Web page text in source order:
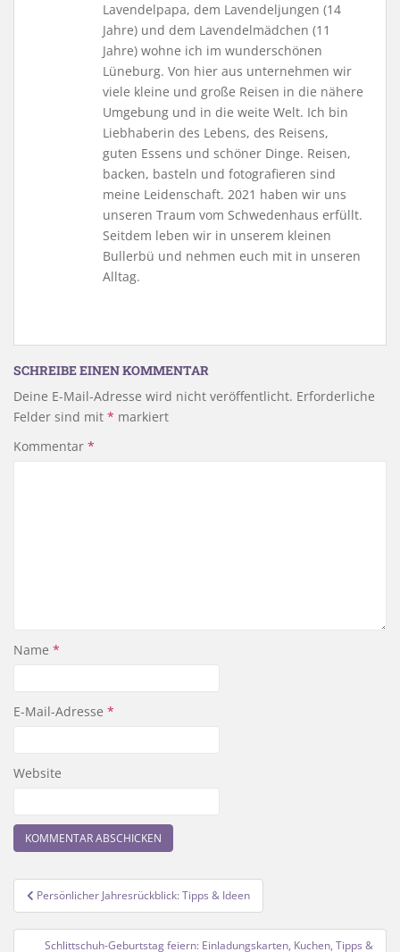
Lavendelpapa, dem Lavendeljungen (14
Jahre) und dem Lavendelmädchen (11
Jahre) wohne ich im wunderschönen
Lüneburg. Von hier aus unternehmen wir
viele kleine und große Reisen in die nähere
Umgebung und in die weite Welt. Ich bin
Liebhaberin des Lebens, des Reisens,
guten Essens und schöner Dinge. Reisen,
backen, basteln und fotografieren sind
meine Leidenschaft. 2021 haben wir uns
unseren Traum vom Schwedenhaus erfüllt.
Seitdem leben wir in unserem kleinen
Bullerbü und nehmen euch mit in unseren
Alltag.
SCHREIBE EINEN KOMMENTAR
Deine E-Mail-Adresse wird nicht veröffentlicht. Erforderliche
Felder sind mit * markiert
Kommentar *
Name *
E-Mail-Adresse *
Website
Beitragsnavigation
Persönlicher Jahresrückblick: Tipps & Ideen
Schlittschuh-Geburtstag feiern: Einladungskarten, Kuchen, Tipps &